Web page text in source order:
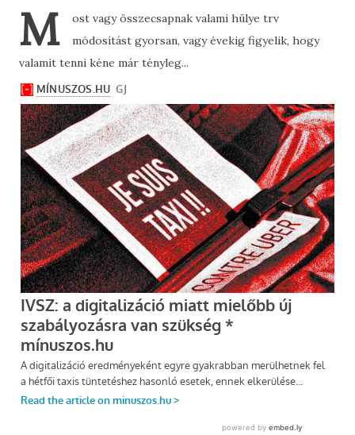
M
ost vagy összecsapnak valami hülye trv
módosítást gyorsan, vagy évekig figyelik, hogy
valamit tenni kéne már tényleg...